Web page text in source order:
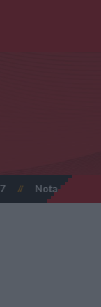
Informativa RFFM